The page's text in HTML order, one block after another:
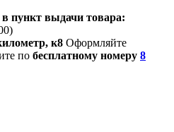
пункт выдачи товара:
к8 Оформляйте
по бесплатному номеру 8